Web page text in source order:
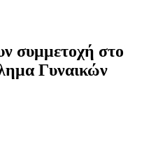
συμμετοχή στο
Γυναικών